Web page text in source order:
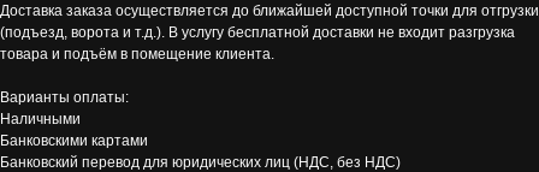
Доставка заказа осуществляется до ближайшей доступной точки для отгрузки
(подъезд, ворота и т.д.). В услугу бесплатной доставки не входит разгрузка
товара и подъём в помещение клиента.
Варианты оплаты:
Наличными
Банковскими картами
Банковский перевод для юридических лиц (НДС, без НДС)